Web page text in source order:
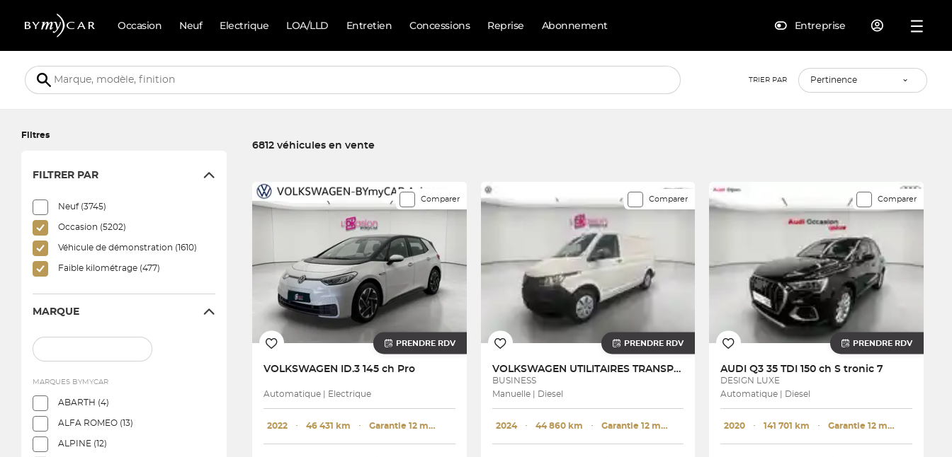
Occasion Neuf Electrique LOA/LLD Entretien Concessions Reprise Abonnement Entreprise
TRIER PAR
Filtres
FILTRER PAR
Neuf (3745)
Occasion (5202)
Véhicule de démonstration (1610)
Faible kilométrage (477)
MARQUE
MARQUES BYMYCAR
ABARTH (4)
ALFA ROMEO (13)
ALPINE (12)
6812 véhicules en vente
Comparer
PRENDRE RDV
VOLKSWAGEN ID.3 145 ch Pro
Automatique | Electrique
2022 ･ 46 431 km ･ Garantie 12 mois
Comparer
PRENDRE RDV
VOLKSWAGEN UTILITAIRES TRANSPORTER 6.1 VAN L1H1 2.0 TDI 110 BVM5
BUSINESS
Manuelle | Diesel
2024 ･ 44 860 km ･ Garantie 12 mois
Comparer
PRENDRE RDV
AUDIQ3 35 TDI 150 ch S tronic 7
DESIGN LUXE
Automatique | Diesel
2020 ･ 141 701 km ･ Garantie 12 mois